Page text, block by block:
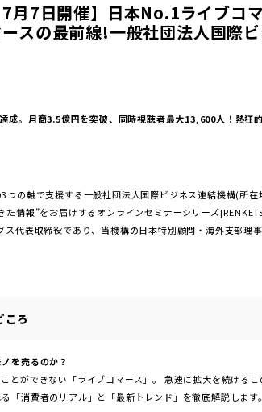
7月7日開催】日本No.1ライブコ
スの最前線!一般社団法人国際
。月商3.5億円を突破、同時視聴者最大13,600人！熱狂
つの軸で支援する一般社団法人国際ビジネス連結機構(所
情報”をお届けするオンラインセミナーシリーズ
代表取締役であり、当機構の日本特別顧問・海外支部理
ころ
を売るのか？
とができない「ライブコマース」。 急速に拡大を続ける
「消費者のリアル」と「最新トレンド」を徹底解説します。